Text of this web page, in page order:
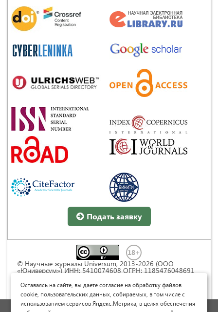
Подать заявку
© Научные журналы Universum, 2013-2026 (ООО
«Юниверсум») ИНН: 5410074608 ОГРН: 1185476048691
Commons « Attribution» («Атрибуция») 4.0
Непортированная
Оставаясь на сайте, вы даете согласие на обработку файлов
cookie, пользовательских данных, собираемых, в том числе с
использованием сервисов Яндекс.Метрика, в целях обеспечения